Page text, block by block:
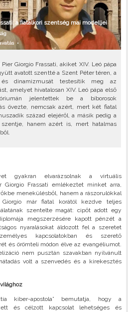
a fiatalkori szentség mai modelljei
•
Giorgio Frassati, akiket XIV. Leó pápa
avatott szentté a Szent Péter téren, a
dinamizmusát testesítik meg az
amelyet hivatalosan XIV. Leó pápa első
jelentettek be a bíborosok
övezte, nemcsak azért, mert két fiatal
század elejéről, a másik pedig a
hanem azért is, mert hatalmas
gyakran elvarázsolnak a virtuális
Giorgio Frassati emlékeztet minket arra,
menekülésből, hanem a rászorulókkal
Giorgio már fiatal korától kezdve teljes
szentelte magát: cipőt adott egy
megszerzésére kapott pénzét a
nyaralásokat áldozott fel a szeretet
kapcsolatokban és szerető
és örömteli módon élve az evangéliumot.
nem pusztán szavakban nyilvánult
volt a szenvedés és a kirekesztés
kiber-apostola” bemutatja, hogy a
és célzott kapcsolat lehetséges és